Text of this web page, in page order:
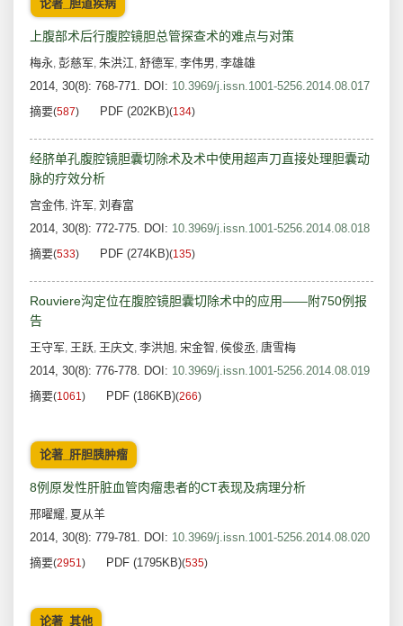
论著_胆道疾病
上腹部术后行腹腔镜胆总管探查术的难点与对策
梅永, 彭慈军, 朱洪江, 舒德军, 李伟男, 李雄雄
2014, 30(8): 768-771. DOI: 10.3969/j.issn.1001-5256.2014.08.017
摘要(587) PDF (202KB)(134)
经脐单孔腹腔镜胆囊切除术及术中使用超声刀直接处理胆囊动
脉的疗效分析
宫金伟, 许军, 刘春富
2014, 30(8): 772-775. DOI: 10.3969/j.issn.1001-5256.2014.08.018
摘要(533) PDF (274KB)(135)
Rouviere沟定位在腹腔镜胆囊切除术中的应用——附750例报
告
王守军, 王跃, 王庆文, 李洪旭, 宋金智, 侯俊丞, 唐雪梅
2014, 30(8): 776-778. DOI: 10.3969/j.issn.1001-5256.2014.08.019
摘要(1061) PDF (186KB)(266)
论著_肝胆胰肿瘤
8例原发性肝脏血管肉瘤患者的CT表现及病理分析
邢曜耀, 夏从羊
2014, 30(8): 779-781. DOI: 10.3969/j.issn.1001-5256.2014.08.020
摘要(2951) PDF (1795KB)(535)
论著_其他